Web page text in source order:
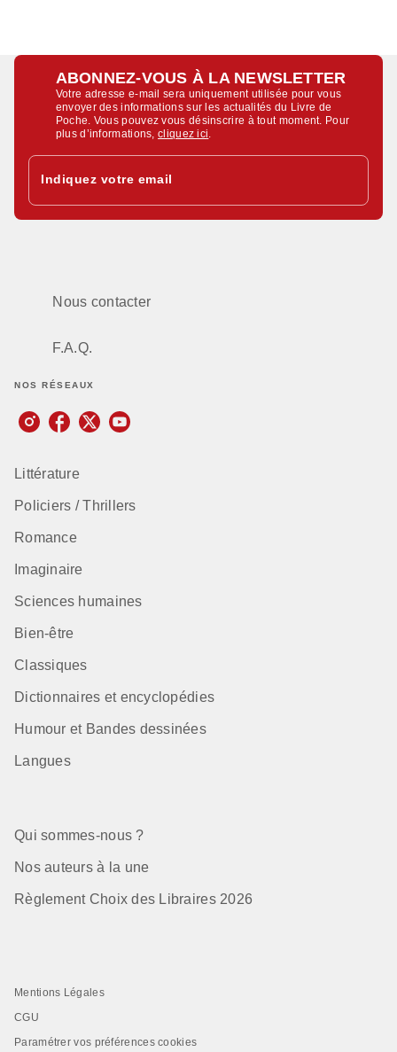
ABONNEZ-VOUS À LA NEWSLETTER
Votre adresse e-mail sera uniquement utilisée pour vous
envoyer des informations sur les actualités du Livre de
Poche. Vous pouvez vous désinscrire à tout moment. Pour
plus d’informations,cliquez ici
Indiquez votre email
Nous contacter
F.A.Q.
NOS RÉSEAUX
Littérature
Policiers / Thrillers
Romance
Imaginaire
Sciences humaines
Bien-être
Classiques
Dictionnaires et encyclopédies
Humour et Bandes dessinées
Langues
Qui sommes-nous ?
Nos auteurs à la une
Règlement Choix des Libraires 2026
Mentions Légales
CGU
Paramétrer vos préférences cookies